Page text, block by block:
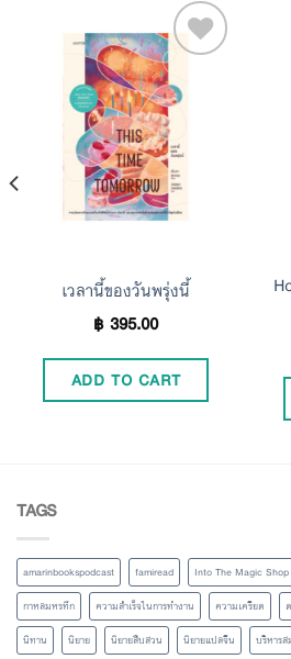
Wishlist
เวลานี้ของวันพรุ่งนี้
฿395.00
ADD TO CART
TAGS
amarinbookspodcast famiread Into The Magic Shop
กาหลมหรทึก
ความสำเร็จในการทำงาน ความเครียด
นิทาน
นิยาย นิยายสืบสวน นิยายแปลจีน บริหารส